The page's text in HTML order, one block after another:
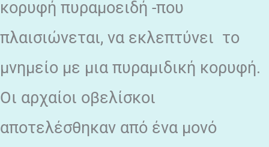
κορυφή πυραμοειδή -που
πλαισιώνεται, να εκλεπτύνει το
μνημείο με μια πυραμιδική κορυφή.
Οι αρχαίοι οβελίσκοι
αποτελέσθηκαν από ένα μονό